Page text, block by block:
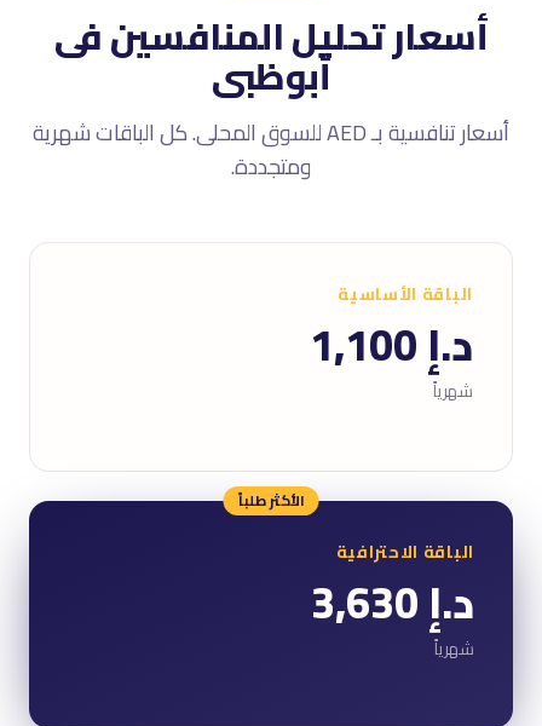
أسعار تحليل المنافسين فى
أبوظبى
أسعار تنافسية بـ AED للسوق المحلى. كل الباقات شهرية
ومتجددة.
الباقة الأساسية
د.إ 1,100
شهرياً
الأكثر طلباً
الباقة الاحترافية
د.إ 3,630
شهرياً